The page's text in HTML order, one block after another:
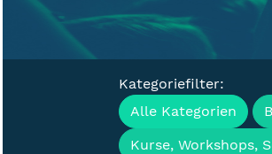
Kategoriefilter:
Alle Kategorien
Kurse, Workshops,